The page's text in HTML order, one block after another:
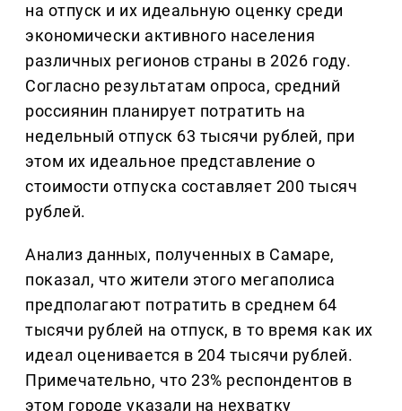
на отпуск и их идеальную оценку среди
экономически активного населения
различных регионов страны в 2026 году.
Согласно результатам опроса, средний
россиянин планирует потратить на
недельный отпуск 63 тысячи рублей, при
этом их идеальное представление о
стоимости отпуска составляет 200 тысяч
рублей.
Анализ данных, полученных в Самаре,
показал, что жители этого мегаполиса
предполагают потратить в среднем 64
тысячи рублей на отпуск, в то время как их
идеал оценивается в 204 тысячи рублей.
Примечательно, что 23% респондентов в
этом городе указали на нехватку